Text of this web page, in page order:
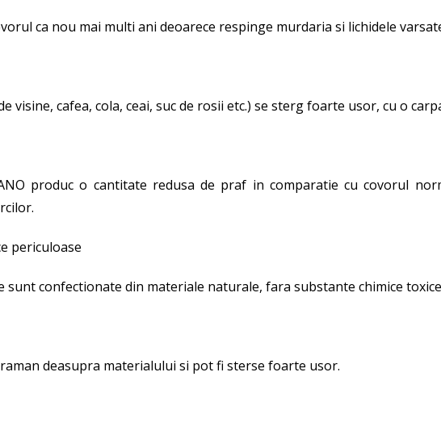
ca nou mai multi ani deoarece respinge murdaria si lichidele
visine, cafea, cola, ceai, suc de rosii etc.) se sterg foarte usor, cu o
produc o cantitate redusa de praf in comparatie cu covorul
periculoase
sunt confectionate din materiale naturale, fara substante chimice
deasupra materialului si pot fi sterse foarte usor.